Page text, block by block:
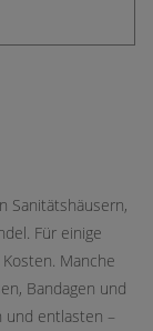
Sanitätshäusern,
Für einige
Manche
Bandagen und
und entlasten –